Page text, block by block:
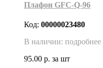
Плафон GFC-Q-96
Код: 00000023480
В наличии: подробнее
95.00 р. за шт